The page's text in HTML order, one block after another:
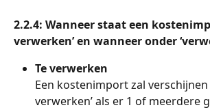
2.2.4: Wanneer staat een
verwerken’ en wanneer onder
Te verwerken
Een kostenimport zal verschijnen
verwerken’ als er 1 of meerdere